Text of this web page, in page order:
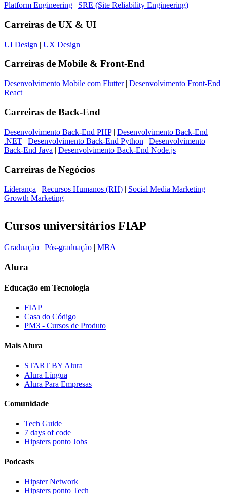
Platform Engineering | SRE (Site Reliability Engineering)
Carreiras de UX & UI
UI Design | UX Design
Carreiras de Mobile & Front-End
Desenvolvimento Mobile com Flutter| Desenvolvimento Front-End
React
Carreiras de Back-End
Desenvolvimento Back-End PHP| Desenvolvimento Back-End
.NET | Desenvolvimento Back-End Python | Desenvolvimento
Back-End Java | Desenvolvimento Back-End Node.js
Carreiras de Negócios
Liderança | Recursos Humanos (RH) | Social Media Marketing |
Growth Marketing
Cursos universitários FIAP
Graduação | Pós-graduação | MBA
Alura
Educação em Tecnologia
FIAP
Casa do Código
PM3 - Cursos de Produto
Mais Alura
START BY Alura
Alura Língua
Alura Para Empresas
Comunidade
Tech Guide
7 days of code
Hipsters ponto Jobs
Podcasts
Hipster Network
Hipsters ponto Tech